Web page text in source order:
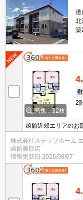
道
北
築
画像：32枚
敷
2
函館近郊エリアのお
房付なので冬は暖か
株式会社ステップホーム
函館美原店
情報更新日 2026/08/07